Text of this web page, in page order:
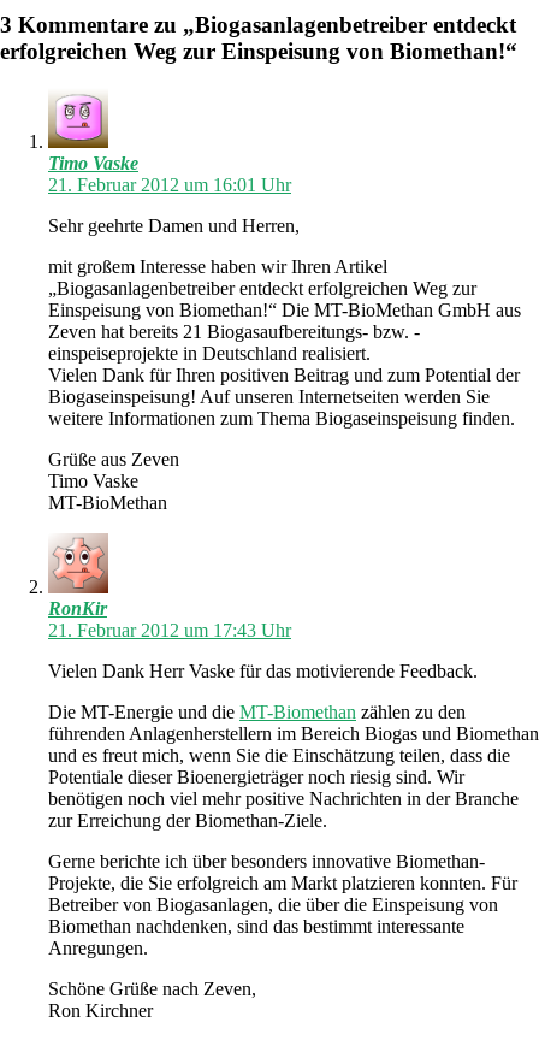
3 Kommentare zu „Biogasanlagenbetreiber entdeckt
erfolgreichen Weg zur Einspeisung von Biomethan!“
Timo Vaske
21. Februar 2012 um 16:01 Uhr
Sehr geehrte Damen und Herren,
mit großem Interesse haben wir Ihren Artikel
„Biogasanlagenbetreiber entdeckt erfolgreichen Weg zur
Einspeisung von Biomethan!“ Die MT-BioMethan GmbH aus
Zeven hat bereits 21 Biogasaufbereitungs- bzw. -
einspeiseprojekte in Deutschland realisiert.
Vielen Dank für Ihren positiven Beitrag und zum Potential der
Biogaseinspeisung! Auf unseren Internetseiten werden Sie
weitere Informationen zum Thema Biogaseinspeisung finden.
Grüße aus Zeven
Timo Vaske
MT-BioMethan
RonKir
21. Februar 2012 um 17:43 Uhr
Vielen Dank Herr Vaske für das motivierende Feedback.
Die MT-Energie und die MT-Biomethan zählen zu den
führenden Anlagenherstellern im Bereich Biogas und Biomethan
und es freut mich, wenn Sie die Einschätzung teilen, dass die
Potentiale dieser Bioenergieträger noch riesig sind. Wir
benötigen noch viel mehr positive Nachrichten in der Branche
zur Erreichung der Biomethan-Ziele.
Gerne berichte ich über besonders innovative Biomethan-
Projekte, die Sie erfolgreich am Markt platzieren konnten. Für
Betreiber von Biogasanlagen, die über die Einspeisung von
Biomethan nachdenken, sind das bestimmt interessante
Anregungen.
Schöne Grüße nach Zeven,
Ron Kirchner